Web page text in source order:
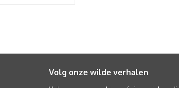
Volg onze wilde verhalen